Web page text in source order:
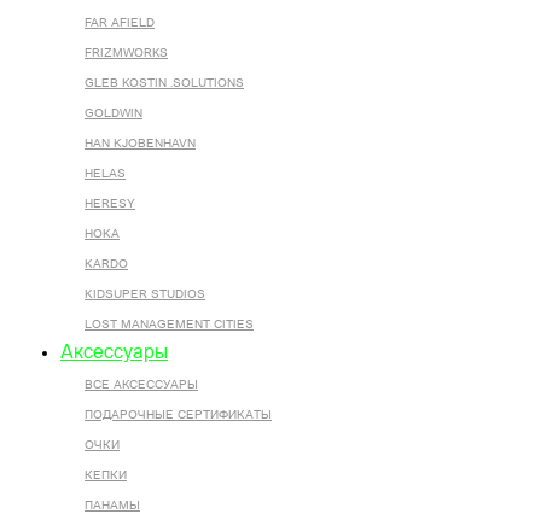
FAR AFIELD
FRIZMWORKS
GLEB KOSTIN .SOLUTIONS
GOLDWIN
HAN KJOBENHAVN
HELAS
HERESY
HOKA
KARDO
KIDSUPER STUDIOS
LOST MANAGEMENT CITIES
Аксессуары
ВСЕ AКСЕССУАРЫ
ПОДАРОЧНЫЕ СЕРТИФИКАТЫ
ОЧКИ
КЕПКИ
ПАНАМЫ